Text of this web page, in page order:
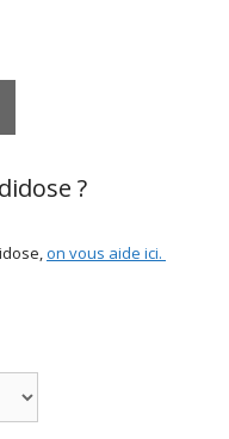
?
on vous aide ici.